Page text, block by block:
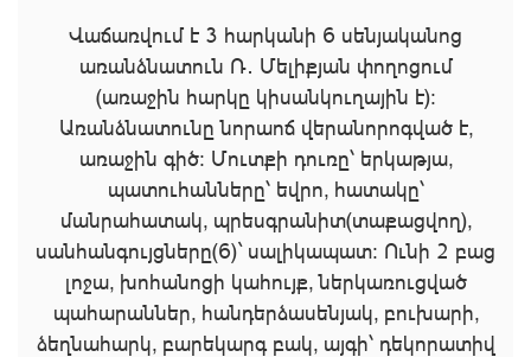
Վաճառվում է 3 հարկանի 6 սենյականոց
առանձնատուն Ռ․ Մելիքյան փողոցում
(առաջին հարկը կիսանկուղային է)։
Առանձնատունը նորաոճ վերանորոգված է,
առաջին գիծ։ Մուտքի դուռը՝ երկաթյա,
պատուհանները՝ եվրո, հատակը՝
մանրահատակ, պրեսգրանիտ(տաքացվող),
սանհանգույցները(6)` սալիկապատ։ Ունի 2 բաց
լոջա, խոհանոցի կահույք, ներկառուցված
պահարաններ, հանդերձասենյակ, բուխարի,
ձեղնահարկ, բարեկարգ բակ, այգի՝ դեկորատիվ